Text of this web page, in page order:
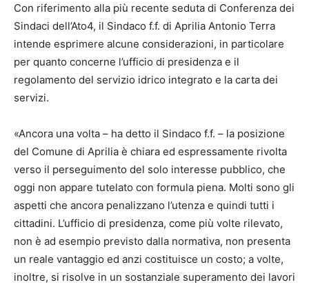
Con riferimento alla più recente seduta di Conferenza dei
Sindaci dell’Ato4, il Sindaco f.f. di Aprilia Antonio Terra
intende esprimere alcune considerazioni, in particolare
per quanto concerne l’ufficio di presidenza e il
regolamento del servizio idrico integrato e la carta dei
servizi.
«Ancora una volta – ha detto il Sindaco f.f. – la posizione
del Comune di Aprilia è chiara ed espressamente rivolta
verso il perseguimento del solo interesse pubblico, che
oggi non appare tutelato con formula piena. Molti sono gli
aspetti che ancora penalizzano l’utenza e quindi tutti i
cittadini. L’ufficio di presidenza, come più volte rilevato,
non è ad esempio previsto dalla normativa, non presenta
un reale vantaggio ed anzi costituisce un costo; a volte,
inoltre, si risolve in un sostanziale superamento dei lavori